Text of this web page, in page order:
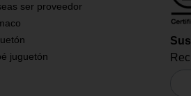
ser proveedor
juguetón